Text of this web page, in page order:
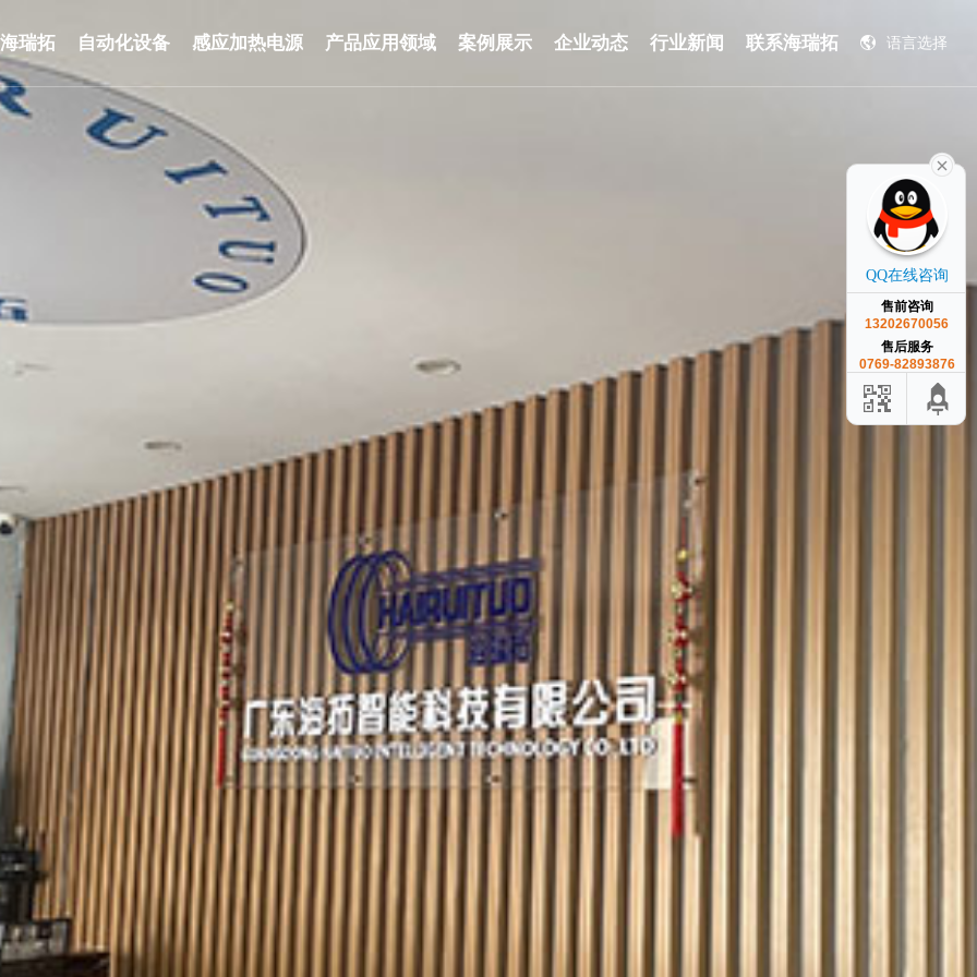
瑞拓 自动化设备 感应加热电源 产品应用领域 案例展示 企业动态 行业新闻 联系海瑞拓 语言选择
QQ在线咨询
售前咨询
13202670056
售后服务
0769-82893876